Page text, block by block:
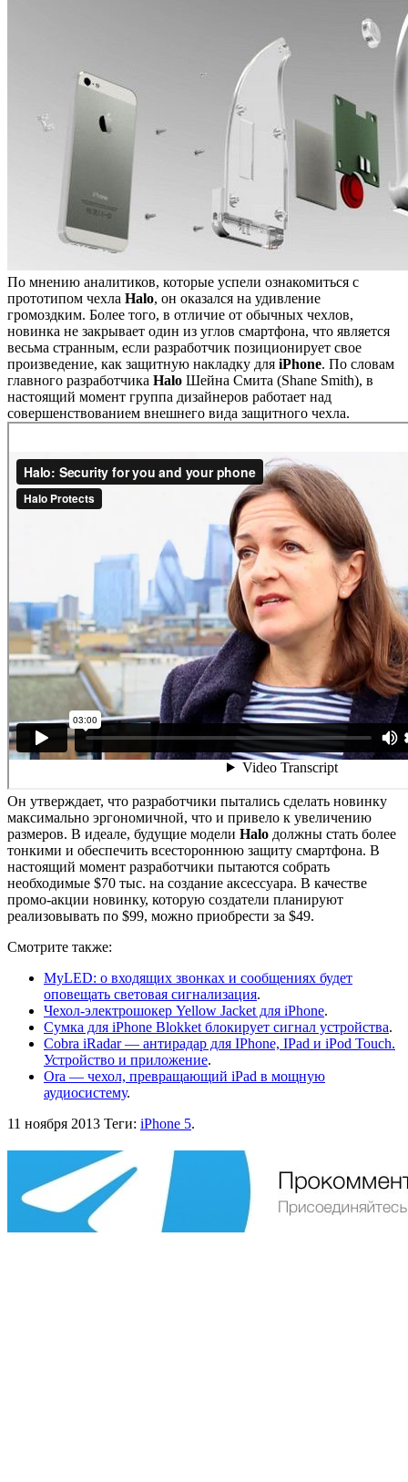
По мнению аналитиков, которые успели ознакомиться с
прототипом чехла Halo, он оказался на удивление
громоздким. Более того, в отличие от обычных чехлов,
новинка не закрывает один из углов смартфона, что является
весьма странным, если разработчик позиционирует свое
произведение, как защитную накладку для iPhone. По словам
главного разработчика Halo Шейна Смита (Shane Smith), в
настоящий момент группа дизайнеров работает над
совершенствованием внешнего вида защитного чехла.
Он утверждает, что разработчики пытались сделать новинку
максимально эргономичной, что и привело к увеличению
размеров. В идеале, будущие модели Halo должны стать более
тонкими и обеспечить всестороннюю защиту смартфона. В
настоящий момент разработчики пытаются собрать
необходимые $70 тыс. на создание аксессуара. В качестве
промо-акции новинку, которую создатели планируют
реализовывать по $99, можно приобрести за $49.
Смотрите также:
MyLED: о входящих звонках и сообщениях будет
оповещать световая сигнализация.
Чехол-электрошокер Yellow Jacket для iPhone.
Сумка для iPhone Blokket блокирует сигнал устройства.
Cobra iRadar — антирадар для IPhone, IPad и iPod Touch.
Устройство и приложение.
Ora — чехол, превращающий iPad в мощную
аудиосистему.
11 ноября 2013 Теги: iPhone 5.